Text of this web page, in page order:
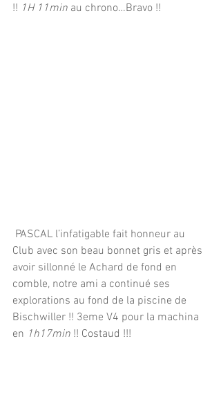
!! 1H 11min au chrono…Bravo !!
Club avec son beau bonnet gris et après
avoir sillonné le Achard de fond en
comble, notre ami a continué ses
explorations au fond de la piscine de
Bischwiller !! 3eme V4 pour la machina
en 1h17min !! Costaud !!!